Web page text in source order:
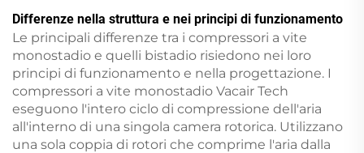
Differenze nella struttura e nei principi di funzionamento
Le principali differenze tra i compressori a vite
monostadio e quelli bistadio risiedono nei loro
principi di funzionamento e nella progettazione. I
compressori a vite monostadio Vacair Tech
eseguono l'intero ciclo di compressione dell'aria
all'interno di una singola camera rotorica. Utilizzano
una sola coppia di rotori che comprime l'aria dalla